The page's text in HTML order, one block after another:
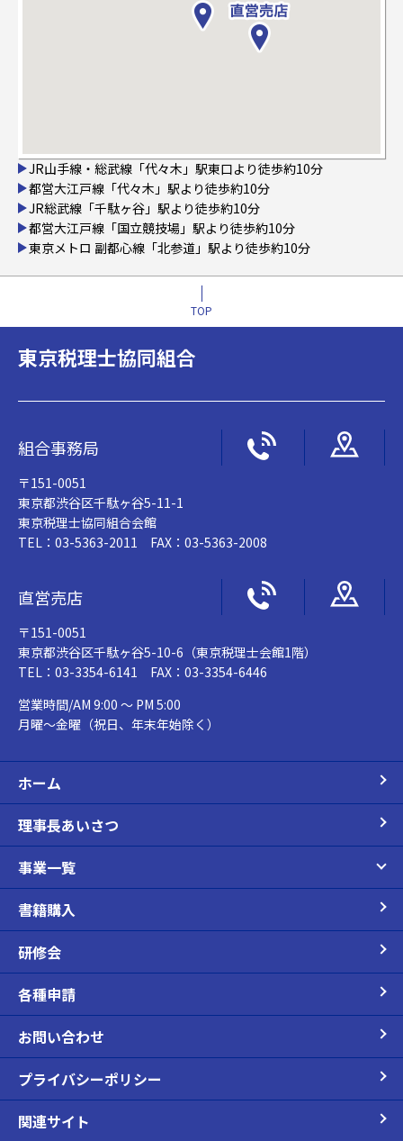
JR山手線・総武線「代々木」駅東口より徒歩約10分
都営大江戸線「代々木」駅より徒歩約10分
JR総武線「千駄ヶ谷」駅より徒歩約10分
都営大江戸線「国立競技場」駅より徒歩約10分
東京メトロ 副都心線「北参道」駅より徒歩約10分
TOP
東京税理士協同組合
組合事務局
〒151-0051
東京都渋谷区千駄ヶ谷5-11-1
東京税理士協同組合会館
TEL：03-5363-2011 FAX：03-5363-2008
直営売店
〒151-0051
東京都渋谷区千駄ヶ谷5-10-6（東京税理士会館1階）
TEL：03-3354-6141 FAX：03-3354-6446
営業時間/AM 9:00 ～ PM 5:00
月曜～金曜（祝日、年末年始除く）
ホーム
理事長あいさつ
事業一覧
書籍購入
研修会
各種申請
お問い合わせ
プライバシーポリシー
関連サイト